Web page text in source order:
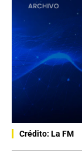
Crédito: La FM